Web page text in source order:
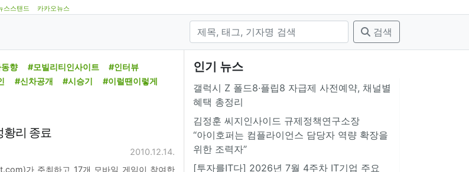
스스탠드 카카오뉴스
검색
향 #모빌리티인사이트
#인터뷰
#신차공개 #시승기
#이럴땐이렇게
황리 종료
2010.12.14.
가 주최하고 17개 모바일 게임이 참여한
인기 뉴스
갤럭시 Z 폴드8·플립8 자급제 사전예약, 채널별
혜택 총정리
김정훈 씨지인사이드 규제정책연구소장
“아이호퍼는 컴플라이언스 담당자 역량 확장을
위한 조력자”
[투자를IT다] 2026년 7월 4주차 IT기업 주요